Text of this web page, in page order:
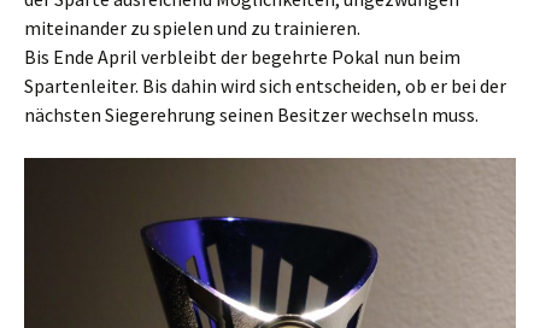
miteinander zu spielen und zu trainieren.
Bis Ende April verbleibt der begehrte Pokal nun beim
Spartenleiter. Bis dahin wird sich entscheiden, ob er bei der
nächsten Siegerehrung seinen Besitzer wechseln muss.